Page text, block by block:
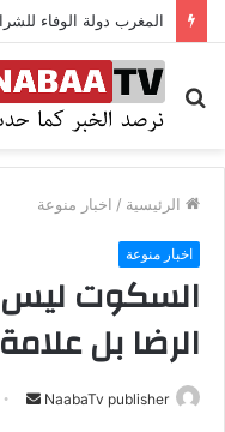
المغرب دولة الوفاء
بحث
عن
الرئيسية / اخبار منوعة
اخبار منوعة
السكوت ليس
الرضا بل
NaabaTv publisher